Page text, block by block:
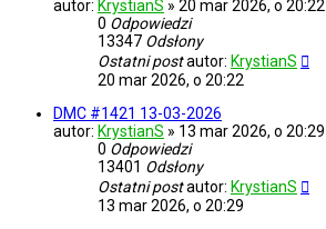
autor: KrystianS » 20 mar 2026, o 20:22
0 Odpowiedzi
13347 Odsłony
Ostatni postautor: KrystianS
20 mar 2026, o 20:22
DMC #1421 13-03-2026
autor: KrystianS » 13 mar 2026, o 20:29
0 Odpowiedzi
13401 Odsłony
Ostatni postautor: KrystianS
13 mar 2026, o 20:29